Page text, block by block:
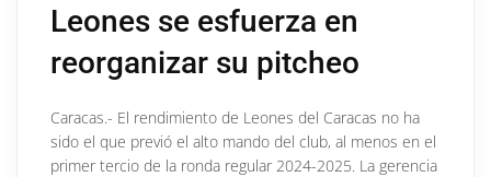
Leones se esfuerza en
reorganizar su pitcheo
Caracas.- El rendimiento de Leones del Caracas no ha
sido el que previó el alto mando del club, al menos en el
primer tercio de la ronda regular 2024-2025. La gerencia